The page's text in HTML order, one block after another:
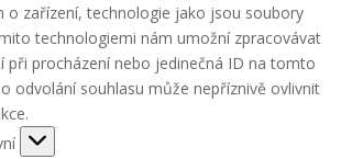
o zařízení, technologie jako jsou soubory
technologiemi nám umožní zpracovávat
při procházení nebo jedinečná ID na tomto
odvolání souhlasu může nepříznivě ovlivnit